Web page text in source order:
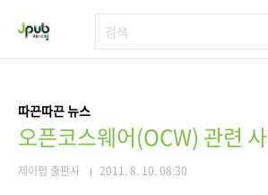
따끈따끈 뉴스
오픈코스웨어(OCW) 관련
제이펍 출판사 2011. 8. 10. 08:30